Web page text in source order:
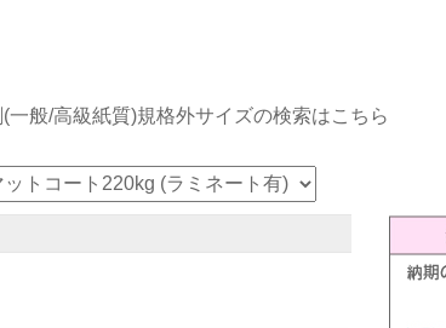
一般/高級紙質)規格外サイズの検索はこちら